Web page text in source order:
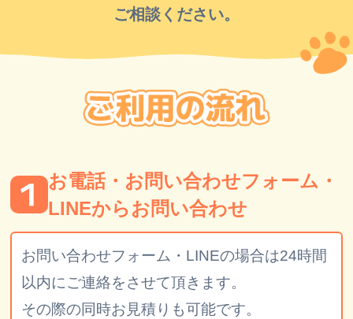
ご相談ください。
お電話・お問い合わせフォーム・
LINEからお問い合わせ
お問い合わせフォーム・LINEの場合は24時間
以内にご連絡をさせて頂きます。
その際の同時お見積りも可能です。